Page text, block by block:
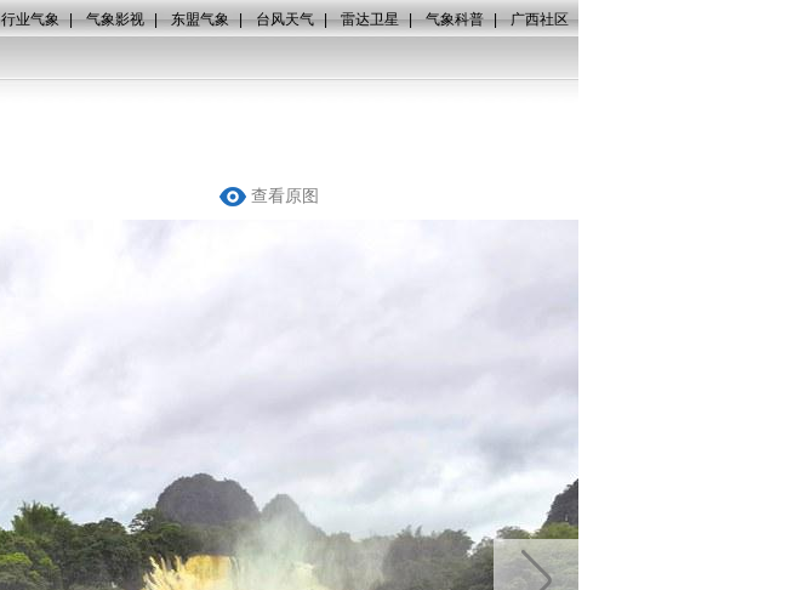
行业气象 | 气象影视 | 东盟气象 | 台风天气 | 雷达卫星 | 气象科普 | 广西社区
查看原图